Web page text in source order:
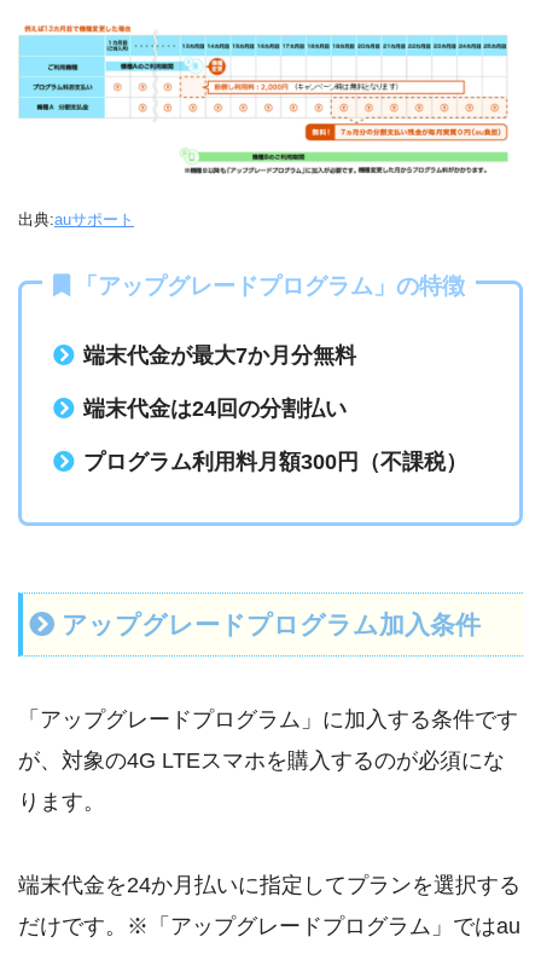
出典:auサポート
「アップグレードプログラム」の特徴
端末代金が最大7か月分無料
端末代金は24回の分割払い
プログラム利用料月額300円（不課税）
アップグレードプログラム加入条件
「アップグレードプログラム」に加入する条件です
が、対象の4G LTEスマホを購入するのが必須にな
ります。
端末代金を24か月払いに指定してプランを選択する
だけです。※「アップグレードプログラム」ではau